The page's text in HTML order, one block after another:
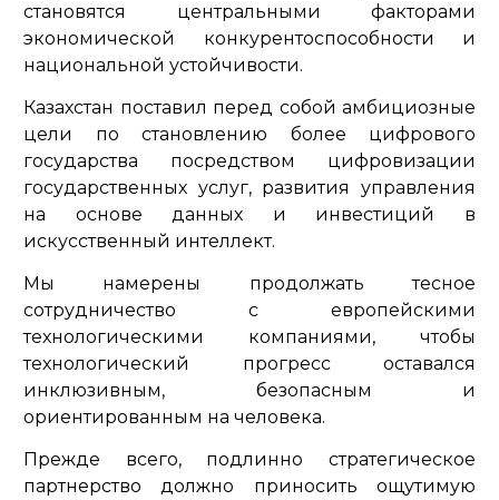
становятся центральными факторами
экономической конкурентоспособности и
национальной устойчивости.
Казахстан поставил перед собой амбициозные
цели по становлению более цифрового
государства посредством цифровизации
государственных услуг, развития управления
на основе данных и инвестиций в
искусственный интеллект.
Мы намерены продолжать тесное
сотрудничество с европейскими
технологическими компаниями, чтобы
технологический прогресс оставался
инклюзивным, безопасным и
ориентированным на человека.
Прежде всего, подлинно стратегическое
партнерство должно приносить ощутимую